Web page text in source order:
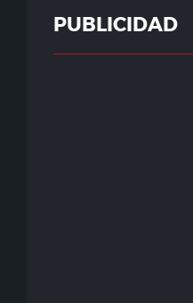
PUBLICIDAD